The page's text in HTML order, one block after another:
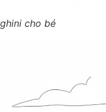
cho bé